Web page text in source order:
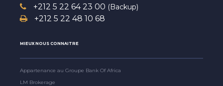
+212 5 22 64 23 00 (Backup)
+212 5 22 48 10 68
MIEUX NOUS CONNAITRE
Appartenance au Groupe Bank Of Africa
LM Brokerage